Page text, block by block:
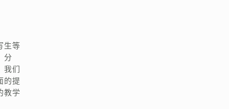
生等
分
我们
的提
教学